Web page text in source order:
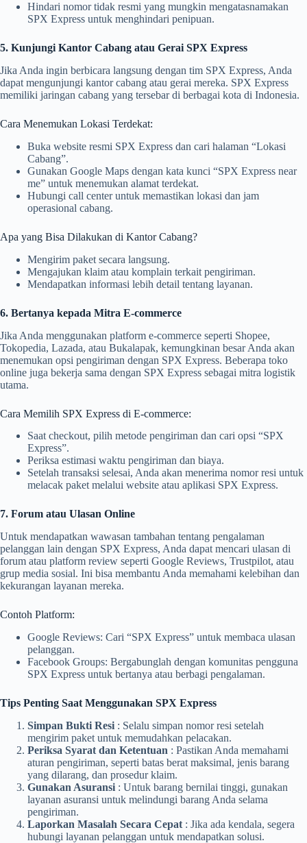
Hindari nomor tidak resmi yang mungkin mengatasnamakan
SPX Express untuk menghindari penipuan.
5. Kunjungi Kantor Cabang atau Gerai SPX Express
Jika Anda ingin berbicara langsung dengan tim SPX Express, Anda
dapat mengunjungi kantor cabang atau gerai mereka. SPX Express
memiliki jaringan cabang yang tersebar di berbagai kota di Indonesia.
Cara Menemukan Lokasi Terdekat:
Buka website resmi SPX Express dan cari halaman “Lokasi
Cabang”.
Gunakan Google Maps dengan kata kunci “SPX Express near
me” untuk menemukan alamat terdekat.
Hubungi call center untuk memastikan lokasi dan jam
operasional cabang.
Apa yang Bisa Dilakukan di Kantor Cabang?
Mengirim paket secara langsung.
Mengajukan klaim atau komplain terkait pengiriman.
Mendapatkan informasi lebih detail tentang layanan.
6. Bertanya kepada Mitra E-commerce
Jika Anda menggunakan platform e-commerce seperti Shopee,
Tokopedia, Lazada, atau Bukalapak, kemungkinan besar Anda akan
menemukan opsi pengiriman dengan SPX Express. Beberapa toko
online juga bekerja sama dengan SPX Express sebagai mitra logistik
utama.
Cara Memilih SPX Express di E-commerce:
Saat checkout, pilih metode pengiriman dan cari opsi “SPX
Express”.
Periksa estimasi waktu pengiriman dan biaya.
Setelah transaksi selesai, Anda akan menerima nomor resi untuk
melacak paket melalui website atau aplikasi SPX Express.
7. Forum atau Ulasan Online
Untuk mendapatkan wawasan tambahan tentang pengalaman
pelanggan lain dengan SPX Express, Anda dapat mencari ulasan di
forum atau platform review seperti Google Reviews, Trustpilot, atau
grup media sosial. Ini bisa membantu Anda memahami kelebihan dan
kekurangan layanan mereka.
Contoh Platform:
Google Reviews: Cari “SPX Express” untuk membaca ulasan
pelanggan.
Facebook Groups: Bergabunglah dengan komunitas pengguna
SPX Express untuk bertanya atau berbagi pengalaman.
Tips Penting Saat Menggunakan SPX Express
Simpan Bukti Resi : Selalu simpan nomor resi setelah
mengirim paket untuk memudahkan pelacakan.
Periksa Syarat dan Ketentuan : Pastikan Anda memahami
aturan pengiriman, seperti batas berat maksimal, jenis barang
yang dilarang, dan prosedur klaim.
Gunakan Asuransi : Untuk barang bernilai tinggi, gunakan
layanan asuransi untuk melindungi barang Anda selama
pengiriman.
Laporkan Masalah Secara Cepat : Jika ada kendala, segera
hubungi layanan pelanggan untuk mendapatkan solusi.